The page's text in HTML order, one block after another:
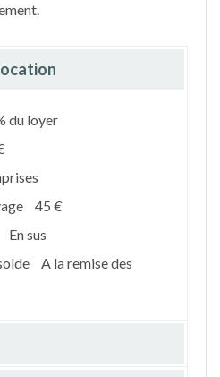
du loyer
45 €
En sus
A la remise des